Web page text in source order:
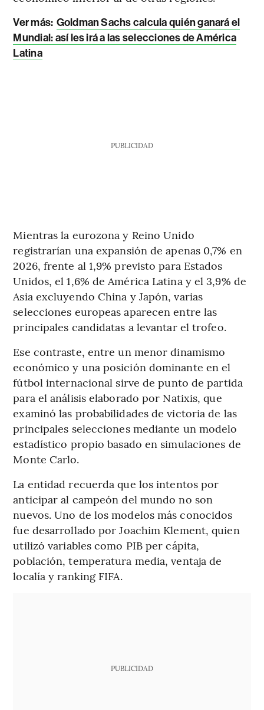
Ver más: Goldman Sachs calcula quién ganará el
Mundial: así les irá a las selecciones de América
Latina
PUBLICIDAD
Mientras la eurozona y Reino Unido
registrarían una expansión de apenas 0,7% en
2026, frente al 1,9% previsto para Estados
Unidos, el 1,6% de América Latina y el 3,9% de
Asia excluyendo China y Japón, varias
selecciones europeas aparecen entre las
principales candidatas a levantar el trofeo.
Ese contraste, entre un menor dinamismo
económico y una posición dominante en el
fútbol internacional sirve de punto de partida
para el análisis elaborado por Natixis, que
examinó las probabilidades de victoria de las
principales selecciones mediante un modelo
estadístico propio basado en simulaciones de
Monte Carlo.
La entidad recuerda que los intentos por
anticipar al campeón del mundo no son
nuevos. Uno de los modelos más conocidos
fue desarrollado por Joachim Klement, quien
utilizó variables como PIB per cápita,
población, temperatura media, ventaja de
localía y ranking FIFA.
PUBLICIDAD